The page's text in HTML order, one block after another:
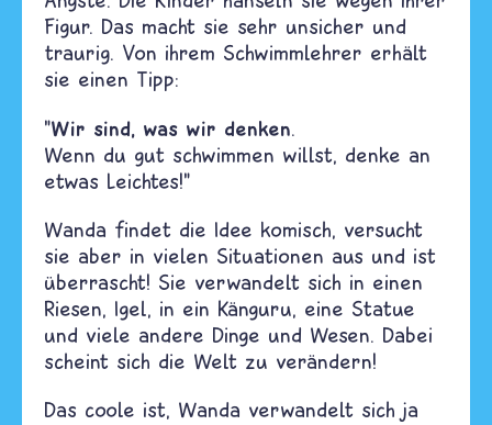
Figur. Das macht sie sehr unsicher und
traurig. Von ihrem Schwimmlehrer erhält
sie einen Tipp:
"Wir sind, was wir denken.
Wenn du gut schwimmen willst, denke an
etwas Leichtes!"
Wanda findet die Idee komisch, versucht
sie aber in vielen Situationen aus und ist
überrascht! Sie verwandelt sich in einen
Riesen, Igel, in ein Känguru, eine Statue
und viele andere Dinge und Wesen. Dabei
scheint sich die Welt zu verändern!
Das coole ist, Wanda verwandelt sich ja